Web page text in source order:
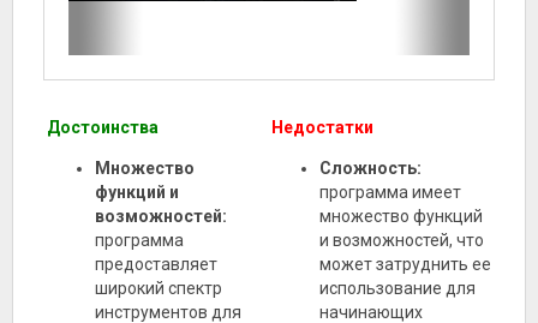
Достоинства
Множество
функций и
возможностей:
программа
предоставляет
широкий спектр
инструментов для
Недостатки
Сложность:
программа имеет
множество функций
и возможностей, что
может затруднить ее
использование для
начинающих